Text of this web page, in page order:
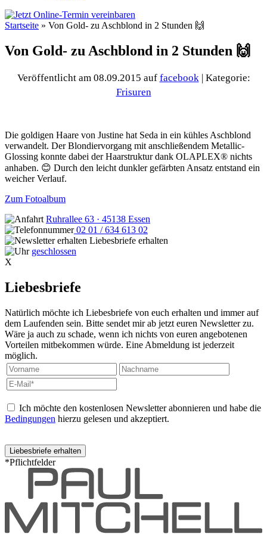
Startseite » Von Gold- zu Aschblond in 2 Stunden 🙌
Von Gold- zu Aschblond in 2 Stunden 🙌
Veröffentlicht am 08.09.2015 auf facebook | Kategorie:
Frisuren
Die goldigen Haare von Justine hat Seda in ein kühles Aschblond
verwandelt. Der Blondiervorgang mit anschließendem Metallic-
Glossing konnte dabei der Haarstruktur dank OLAPLEX® nichts
anhaben. 😊 Durch den leicht dunkler gefärbten Ansatz entstand ein
weicher Verlauf.
Zum Fotoalbum
Ruhrallee 63 · 45138 Essen
02 01 / 634 613 02
Liebesbriefe erhalten
geschlossen
X
Liebesbriefe
Natürlich möchte ich Liebesbriefe von euch erhalten und immer auf
dem Laufenden sein. Bitte sendet mir ab jetzt euren Newsletter zu.
Wäre ja auch zu schade, wenn ich nichts von euren angebotenen
Vorteilen mitbekommen würde. Eine Abmeldung ist jederzeit
möglich.
Ich möchte den kostenlosen Newsletter abonnieren und habe die
Bedingungen hierzu gelesen und akzeptiert.
*Pflichtfelder